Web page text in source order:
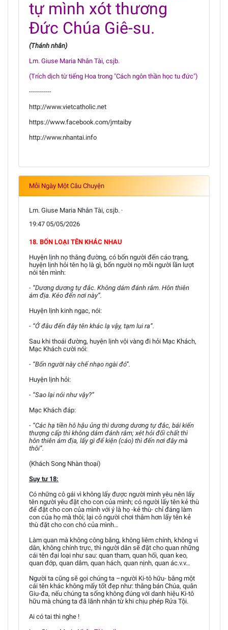
tự mình xót thương
Đức Chúa Giê-su.
(Thánh nhân)
Lm. Giuse Maria Nhân Tài, csjb.
(Trích dịch từ tiếng Hoa trong "Cách ngôn thần học tu đức")
-----------
http://www.vietcatholic.net
https://www.facebook.com/jmtaiby
http://www.nhantai.info
Mỗi Ngày Một Câu Chuyện
Lm. Giuse Maria Nhân Tài, csjb. ·
19:47 05/05/2026
18. BỐN LOẠI TÊN KHÁC NHAU
Huyện lịnh nọ thăng đường, có bốn người đến cáo trạng,
huyện lịnh hỏi tên họ là gì, bốn người nọ mỗi người lần lượt
nói tên mình:
- “Dương dương tự đắc. Không dám đánh rắm. Hôn thiên
ám địa. Kéo đến nơi này”.
Huyện lịnh kinh ngạc, nói:
- “Ở đâu đến đây tên khác lạ vậy, tạm lui ra”.
Sau khi thoái đường, huyện lịnh vội vàng đi hỏi Mạc Khách,
Mạc Khách cười nói:
- “Bốn người này chế nhạo ngài đó”.
Huyện lịnh hỏi:
- “Sao lại nói như vậy?”
Mạc Khách đáp:
- “Các hạ tiền hô hậu ủng thì dương dương tự đắc, bái kiến
thượng cấp thì không dám đánh rắm; xét hỏi đối chất thì
hôn thiên ám địa, lấy gì để kiện (cáo) thì đến nơi đây mà
thôi”.
(Khách Song Nhàn thoại)
Suy tư 18:
Có những cô gái vì không lấy được người mình yêu nên lấy
tên người yêu đặt cho con của mình; có người lấy tên kẻ thù
để đặt cho con của mình với ý là họ -kẻ thù- chỉ đáng làm
con của họ mà thôi; lại có người chơi thâm hơn lấy tên kẻ
thù đặt cho con chó của mình…
Làm quan mà không công bằng, không liêm chính, không vì
dân, không chính trực, thì người dân sẽ đặt cho quan những
cái tên đại loại như sau: quan tham, quan hối, quan keo,
quan đớp, quan dâm, quan hách, quan nịnh, quan ác.v.v…
Người ta cũng sẽ gọi chúng ta –người Ki-tô hữu- bằng một
cái tên khác không mấy tốt đẹp như: thằng bán Chúa, quân
Giu-đa, nếu chúng ta sống không đúng với danh hiệu Ki-tô
hữu mà chúng ta đã lãnh nhận từ khi chịu phép Rửa Tội.
Ai có tai thì nghe !